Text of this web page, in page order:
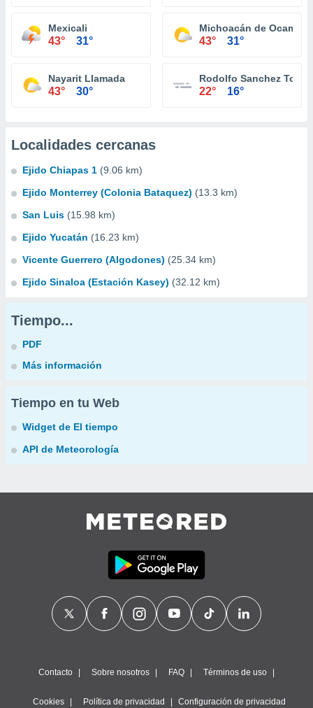
Mexicali
43° 31°
Michoacán de Ocampo
43° 31°
Nayarit Llamada
43° 30°
Rodolfo Sanchez
22° 16°
Localidades cercanas
Ejido Chiapas 1 (9.06 km)
Ejido Monterrey (Colonia Bataquez) (13.3 km)
San Luis (15.98 km)
Ejido Yucatán (16.23 km)
Vicente Guerrero (Algodones) (25.34 km)
Ejido Sinaloa (Estación Kasey) (32.12 km)
Tiempo...
PDF
Más información
Tiempo en tu Web
Widget de El tiempo
API de Meteorología
Contacto Sobre nosotros FAQ Términos de uso
Cookies Política de privacidad Configuración de privacidad